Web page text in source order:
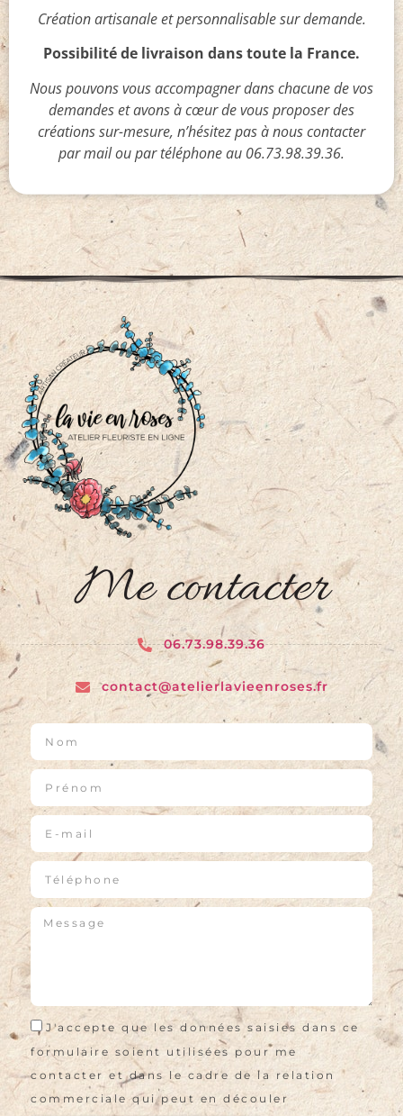
Création artisanale et personnalisable sur demande.
Possibilité de livraison dans toute la France.
Nous pouvons vous accompagner dans chacune de vos
demandes et avons à cœur de vous proposer des
créations sur-mesure, n’hésitez pas à nous contacter
par mail ou par téléphone au 06.73.98.39.36.
Me contacter
06.73.98.39.36
contact@atelierlavieenroses.fr
J'accepte que les données saisies dans ce
formulaire soient utilisées pour me
contacter et dans le cadre de la relation
commerciale qui peut en découler